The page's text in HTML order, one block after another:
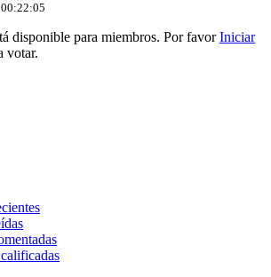
disponible para miembros. Por favorIniciar
votar.